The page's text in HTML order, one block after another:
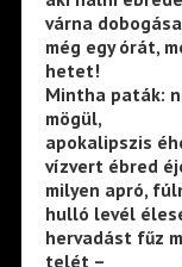
várna
még egy órát,
hetet!
Mintha paták:
mögül,
apokalipszis
vízvert ébred
milyen apró,
hulló levél
hervadást fűz
telét –